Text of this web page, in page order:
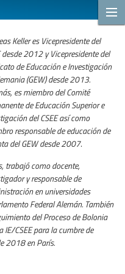
Keller es Vicepresidente del
desde 2012 y Vicepresidente del
de Educación e Investigación
(GEW) desde 2013.
es miembro del Comité
de Educación Superior e
del CSEE así como
responsable de educación de
del GEW desde 2007.
trabajó como docente,
y responsable de
en universidades
Federal Alemán. También
del Proceso de Bolonia
IE/CSEE para la cumbre de
2018 en París.